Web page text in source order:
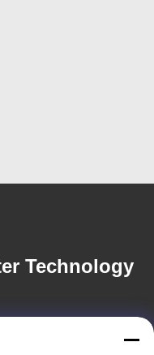
Technology